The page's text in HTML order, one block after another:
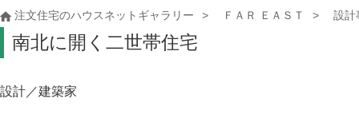
注文住宅のハウスネットギャラリー ＦＡＲ ＥＡＳＴ 設計
南北に開く二世帯住宅
設計／建築家